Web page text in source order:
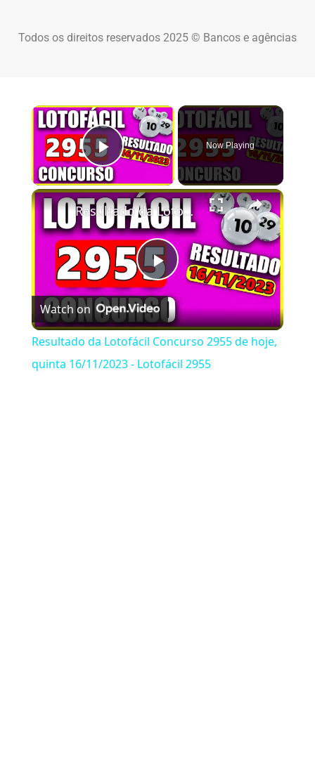
Todos os direitos reservados 2025 © Bancos e agências
×
Play Video
Now Playing
×
Play Video
Resultado da Lotofácil Concurso 2955 de hoje, quinta 16/11/2023 - Lotofácil 2955
Watch on
Resultado da Lotofácil Concurso 2955 de hoje,
quinta 16/11/2023 - Lotofácil 2955